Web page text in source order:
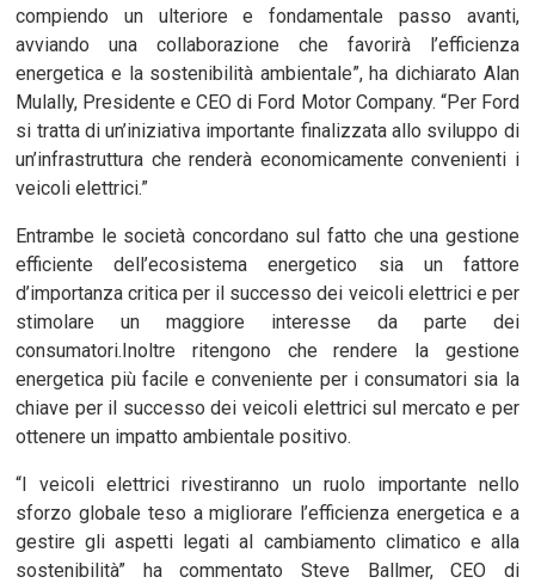
compiendo un ulteriore e fondamentale passo avanti,
avviando una collaborazione che favorirà l’efficienza
energetica e la sostenibilità ambientale”, ha dichiarato Alan
Mulally, Presidente e CEO di Ford Motor Company. “Per Ford
si tratta di un’iniziativa importante finalizzata allo sviluppo di
un’infrastruttura che renderà economicamente convenienti i
veicoli elettrici.”
Entrambe le società concordano sul fatto che una gestione
efficiente dell’ecosistema energetico sia un fattore
d’importanza critica per il successo dei veicoli elettrici e per
stimolare un maggiore interesse da parte dei
consumatori.Inoltre ritengono che rendere la gestione
energetica più facile e conveniente per i consumatori sia la
chiave per il successo dei veicoli elettrici sul mercato e per
ottenere un impatto ambientale positivo.
“I veicoli elettrici rivestiranno un ruolo importante nello
sforzo globale teso a migliorare l’efficienza energetica e a
gestire gli aspetti legati al cambiamento climatico e alla
sostenibilità” ha commentato Steve Ballmer, CEO di